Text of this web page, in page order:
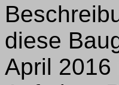
diese
April 2016